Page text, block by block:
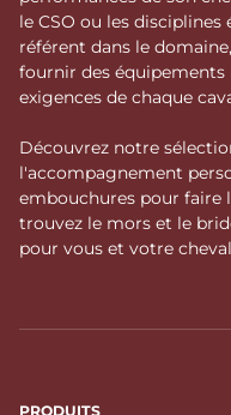
le CSO ou les
référent dans le
fournir des équipements
exigences de chaque
Découvrez notre
l'accompagnement
embouchures pour faire
trouvez le mors et le
pour vous et votre
PRODUITS